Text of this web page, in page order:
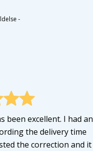
-
been excellent. I had an
the delivery time
the correction and it